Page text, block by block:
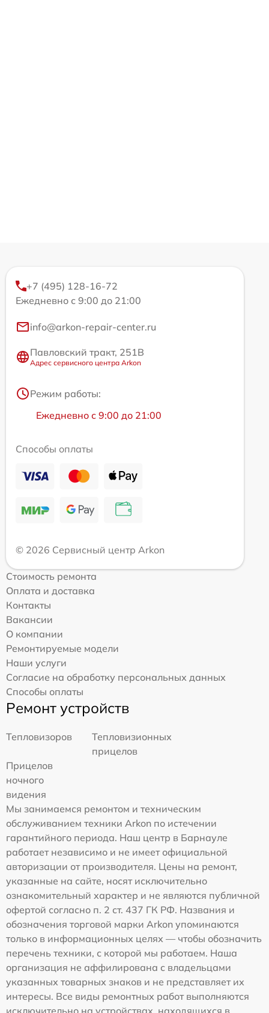
+7 (495) 128-16-72
Ежедневно с 9:00 до 21:00
info@arkon-repair-center.ru
Павловский тракт, 251В
Адрес сервисного центра Arkon
Режим работы:
Ежедневно с 9:00 до 21:00
Способы оплаты
© 2026 Сервисный центр Arkon
Стоимость ремонта
Оплата и доставка
Контакты
Вакансии
О компании
Ремонтируемые модели
Наши услуги
Согласие на обработку персональных данных
Способы оплаты
Ремонт устройств
Тепловизоров
Тепловизионных
прицелов
Прицелов
ночного
видения
Мы занимаемся ремонтом и техническим
обслуживанием техники Arkon по истечении
гарантийного периода. Наш центр в Барнауле
работает независимо и не имеет официальной
авторизации от производителя. Цены на ремонт,
указанные на сайте, носят исключительно
ознакомительный характер и не являются публичной
офертой согласно п. 2 ст. 437 ГК РФ. Названия и
обозначения торговой марки Arkon упоминаются
только в информационных целях — чтобы обозначить
перечень техники, с которой мы работаем. Наша
организация не аффилирована с владельцами
указанных товарных знаков и не представляет их
интересы. Все виды ремонтных работ выполняются